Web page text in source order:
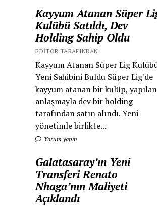
Kayyum Atanan Süper
Kulübü Satıldı, Dev
Holding Sahip Oldu
EDITOR TARAFINDAN
Kayyum Atanan Süper Lig
Yeni Sahibini Buldu Süper Lig'de
kayyum atanan bir kulüp, yapılan
anlaşmayla dev bir holding
tarafından satın alındı. Yeni
yönetimle birlikte...
Yorum yapın
Galatasaray’ın Yeni
Transferi Renato
Nhaga’nın Maliyeti
Açıklandı